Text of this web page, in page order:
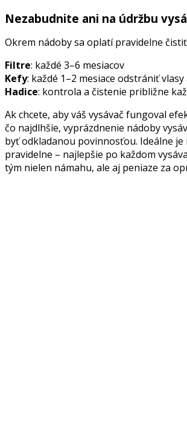
Nezabudnite ani na údržbu
Okrem nádoby sa oplatí pravidelne
Filtre: každé 3–6 mesiacov
Kefy: každé 1–2 mesiace odstrániť
Hadice: kontrola a čistenie približne
Ak chcete, aby váš vysávač fungoval
čo najdlhšie, vyprázdnenie nádoby
byť odkladanou povinnosťou. Ideálne
pravidelne – najlepšie po každom
tým nielen námahu, ale aj peniaze za